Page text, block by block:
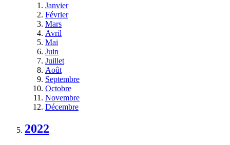
Janvier
Février
Mars
Avril
Mai
Juin
Juillet
Août
Septembre
Octobre
Novembre
Décembre
2022